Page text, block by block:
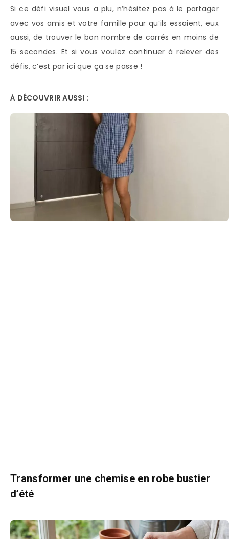
Si ce défi visuel vous a plu, n’hésitez pas à le partager
avec vos amis et votre famille pour qu’ils essaient, eux
aussi, de trouver le bon nombre de carrés en moins de
15 secondes. Et si vous voulez continuer à relever des
défis, c’est par ici que ça se passe !
À DÉCOUVRIR AUSSI :
Transformer une chemise en robe bustier
d’été